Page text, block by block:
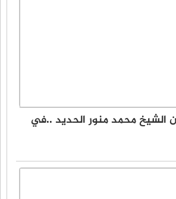
الشيخ محمد منور الحديد ..في